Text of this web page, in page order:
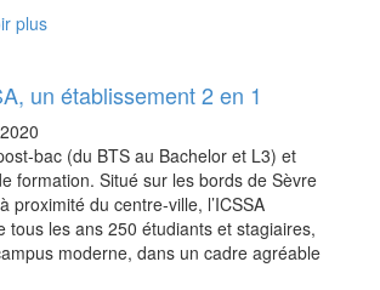
plus
un établissement 2 en 1
bac (du BTS au Bachelor et L3) et
formation. Situé sur les bords de Sèvre
proximité du centre-ville, l’ICSSA
tous les ans 250 étudiants et stagiaires,
moderne, dans un cadre agréable